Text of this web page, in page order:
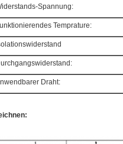
Spannung:
Temprature:
Draht: